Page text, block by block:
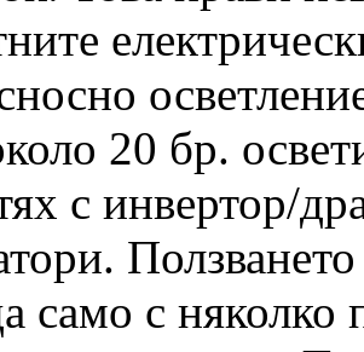
20 бр.
с инвертор/
само с няколко